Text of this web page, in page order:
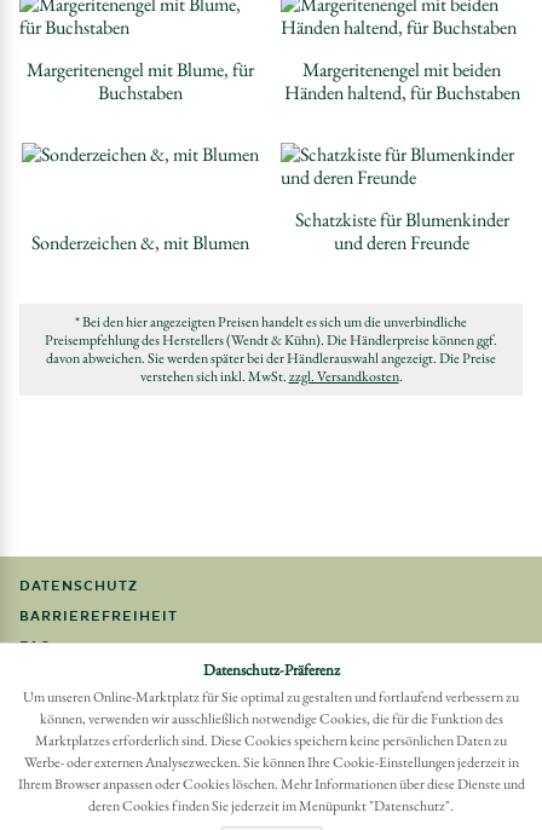
Margeritenengel mit Blume, für
Buchstaben
Margeritenengel mit beiden
Händen haltend, für Buchstaben
Sonderzeichen &, mit Blumen
Schatzkiste für Blumenkinder
und deren Freunde
* Bei den hier angezeigten Preisen handelt es sich um die unverbindliche
Preisempfehlung des Herstellers (Wendt & Kühn). Die Händlerpreise können ggf.
davon abweichen. Sie werden später bei der Händlerauswahl angezeigt. Die Preise
verstehen sich inkl. MwSt.zzgl. Versandkosten.
DATENSCHUTZ
BARRIEREFREIHEIT
FAQ
Möchten Sie eine Bestellung widerrufen?
Hier Widerruf mit wenigen Klicks online erreichen
BESTELLUNG WIDERRUFEN
Datenschutz-Präferenz
Um unseren Online-Marktplatz für Sie optimal zu gestalten und fortlaufend verbessern zu
können, verwenden wir ausschließlich notwendige Cookies, die für die Funktion des
Marktplatzes erforderlich sind. Diese Cookies speichern keine persönlichen Daten zu
Werbe- oder externen Analysezwecken. Sie können Ihre Cookie-Einstellungen jederzeit in
Ihrem Browser anpassen oder Cookies löschen. Mehr Informationen über diese Dienste und
deren Cookies finden Sie jederzeit im Menüpunkt "Datenschutz".